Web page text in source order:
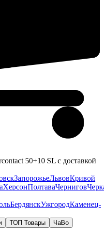
50+10 SL с доставкой
ЗапорожьеЛьвовКривой
ХерсонПолтаваЧернигов
БердянскУжгородКаменец-
ТОП Товары
ЧаВо